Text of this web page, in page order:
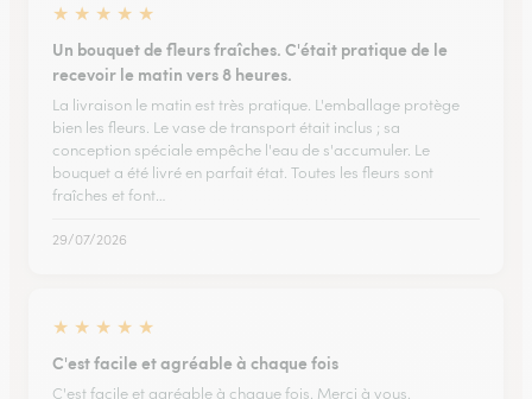
★ ★ ★ ★ ★
Un bouquet de fleurs fraîches. C'était pratique de le
recevoir le matin vers 8 heures.
La livraison le matin est très pratique. L'emballage protège
bien les fleurs. Le vase de transport était inclus ; sa
conception spéciale empêche l'eau de s'accumuler. Le
bouquet a été livré en parfait état. Toutes les fleurs sont
fraîches et font…
29/07/2026
★ ★ ★ ★ ★
C'est facile et agréable à chaque fois
C'est facile et agréable à chaque fois. Merci à vous.